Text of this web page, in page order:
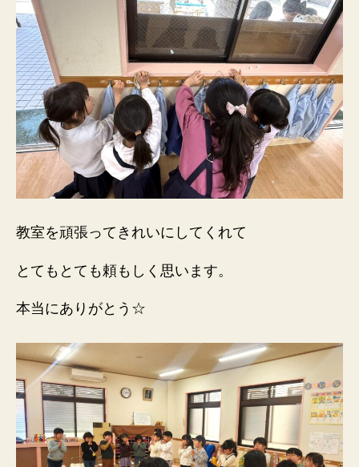
教室を頑張ってきれいにしてくれて
とてもとても頼もしく思います。
本当にありがとう☆